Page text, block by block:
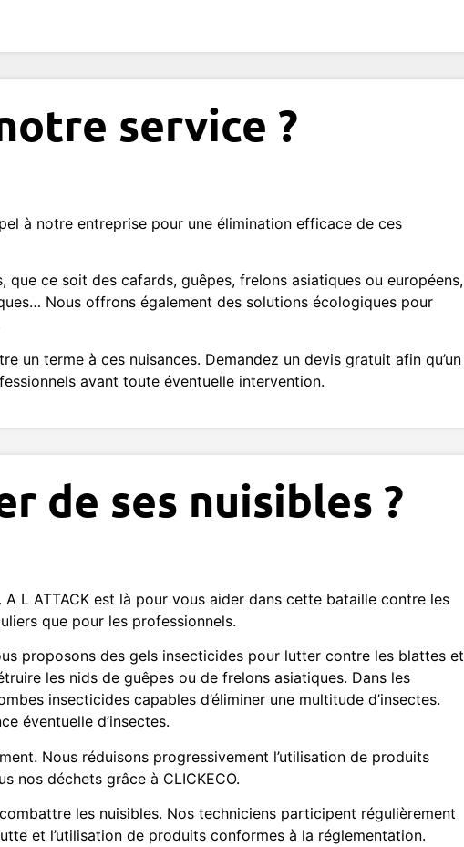
service ?
à notre entreprise pour une élimination efficace de ces
ce soit des cafards, guêpes, frelons asiatiques ou européens,
Nous offrons également des solutions écologiques pour
un terme à ces nuisances. Demandez un devis gratuit afin qu’un
avant toute éventuelle intervention.
de ses nuisibles ?
L ATTACK est là pour vous aider dans cette bataille contre les
que pour les professionnels.
proposons des gels insecticides pour lutter contre les blattes et
les nids de guêpes ou de frelons asiatiques. Dans les
insecticides capables d’éliminer une multitude d’insectes.
éventuelle d’insectes.
Nous réduisons progressivement l’utilisation de produits
nos déchets grâce à CLICKECO.
les nuisibles. Nos techniciens participent régulièrement
et l’utilisation de produits conformes à la réglementation.